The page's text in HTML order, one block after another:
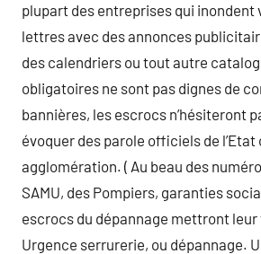
plupart des entreprises qui inondent
lettres avec des annonces
des calendriers ou tout autre
obligatoires ne sont pas dignes de
bannières, les escrocs n’hésiteront
évoquer des parole officiels de l’Etat
agglomération. ( Au beau des
SAMU, des Pompiers, garanties
escrocs du dépannage mettront
Urgence serrurerie, ou dépannage.